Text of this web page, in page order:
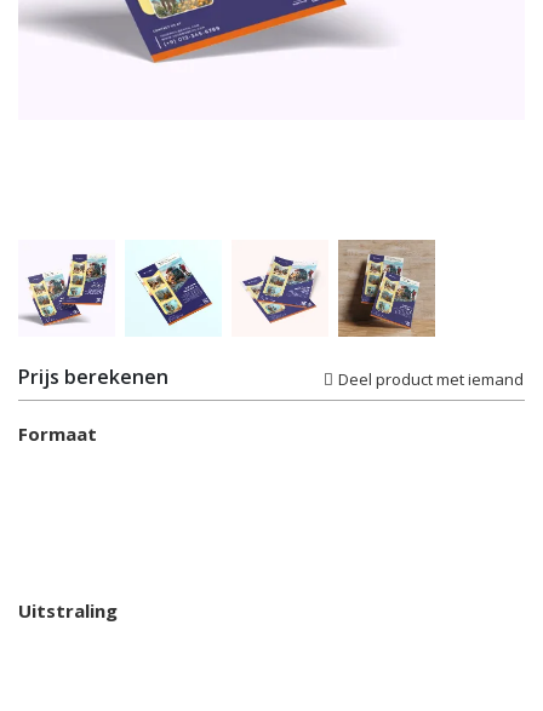
Prijs berekenen Deel product met iemand
Formaat
Uitstraling